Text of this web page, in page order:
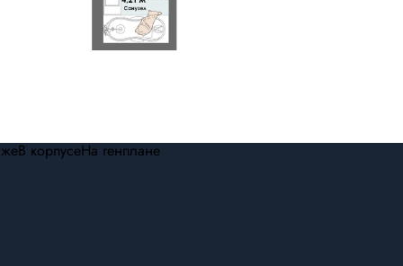
В корпусеНа генплане